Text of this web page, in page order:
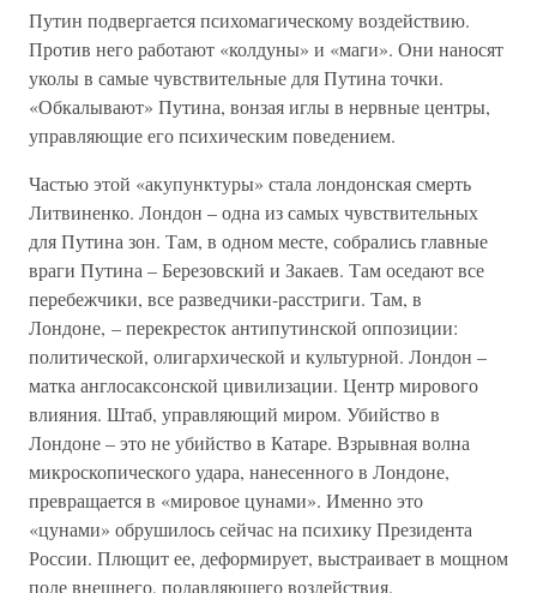
Путин подвергается психомагическому воздействию.
Против него работают «колдуны» и «маги». Они наносят
уколы в самые чувствительные для Путина точки.
«Обкалывают» Путина, вонзая иглы в нервные центры,
управляющие его психическим поведением.
Частью этой «акупунктуры» стала лондонская смерть
Литвиненко. Лондон – одна из самых чувствительных
для Путина зон. Там, в одном месте, собрались главные
враги Путина – Березовский и Закаев. Там оседают все
перебежчики, все разведчики-расстриги. Там, в
Лондоне, – перекресток антипутинской оппозиции:
политической, олигархической и культурной. Лондон –
матка англосаксонской цивилизации. Центр мирового
влияния. Штаб, управляющий миром. Убийство в
Лондоне – это не убийство в Катаре. Взрывная волна
микроскопического удара, нанесенного в Лондоне,
превращается в «мировое цунами». Именно это
«цунами» обрушилось сейчас на психику Президента
России. Плющит ее, деформирует, выстраивает в мощном
поле внешнего, подавляющего воздействия.